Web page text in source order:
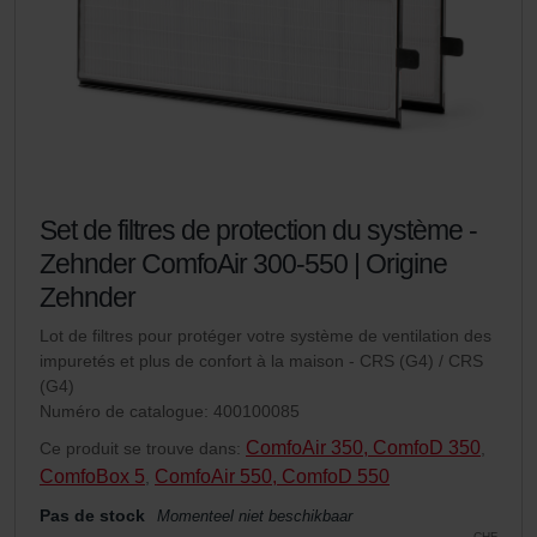
les cookies déjà enregistrés via un navigateur Web ou
tout autre logiciel correspondant. Cette opération peut
être réalisée à partir de n’importe quel navigateur Web
disponibles dans leur intégralité.
Pour plus de détails, nous vous invitons à prendre
connaissance de notre politique relative aux cookies.
Datenschutzerklärung der Zehnder Group
Zehnder Group AG: Data Privacy
Zehnder Group België nv/sa: Déclarations de confidentialité
Zehnder Group Czech Republic s.r.o.: Zásady ochrany
osobních údajů
Set de filtres de protection du système -
Zehnder ComfoAir 300-550 | Origine
Zehnder
Lot de filtres pour protéger votre système de ventilation des
impuretés et plus de confort à la maison - CRS (G4) / CRS
(G4)
Numéro de catalogue: 400100085
Ce produit se trouve dans: ComfoAir 350, ComfoD 350
ComfoBox 5 ComfoAir 550, ComfoD 550
Pas de stock Momenteel niet beschikbaar